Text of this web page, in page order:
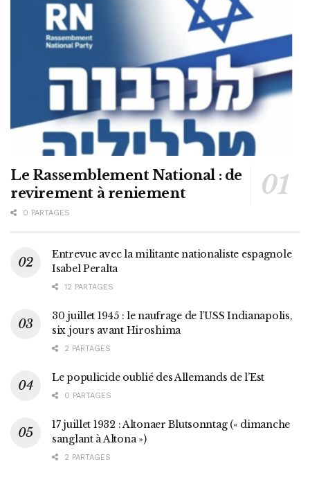
Le Rassemblement National : de
revirement à reniement
0 PARTAGES
Entrevue avec la militante nationaliste espagnole
Isabel Peralta
12 PARTAGES
30 juillet 1945 : le naufrage de l’USS Indianapolis,
six jours avant Hiroshima
2 PARTAGES
Le populicide oublié des Allemands de l’Est
0 PARTAGES
17 juillet 1932 : Altonaer Blutsonntag (« dimanche
sanglant à Altona »)
2 PARTAGES